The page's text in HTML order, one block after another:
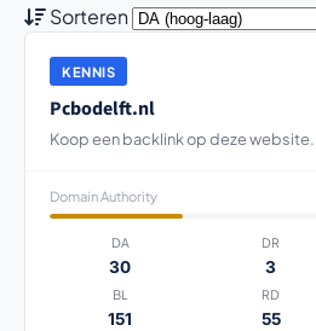
Sorteren
KENNIS
Pcbodelft.nl
Koop een backlink op deze website.
Domain Authority
DA
30
DR
3
BL
151
RD
55